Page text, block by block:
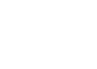
を考慮し少しゆとりを持
ズをおすすめします。